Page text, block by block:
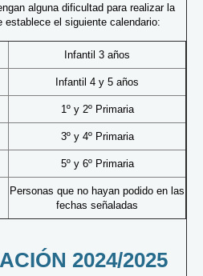
alguna dificultad para realizar la
establece el siguiente calendario:
Infantil 3 años
Infantil 4 y 5 años
1º y 2º Primaria
3º y 4º Primaria
5º y 6º Primaria
Personas que no hayan podido en las
fechas señaladas
2024/2025